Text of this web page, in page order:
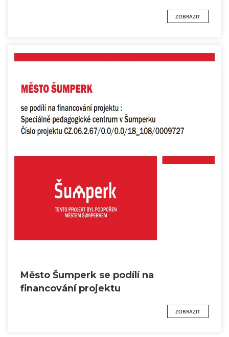
ZOBRAZIT
Město Šumperk se podílí na
financování projektu
ZOBRAZIT